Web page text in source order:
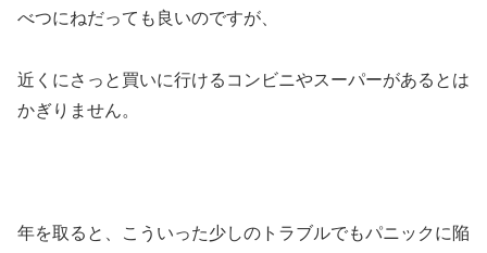
べつにねだっても良いのですが、
近くにさっと買いに行けるコンビニやスーパーがあるとは
かぎりません。
年を取ると、こういった少しのトラブルでもパニックに陥